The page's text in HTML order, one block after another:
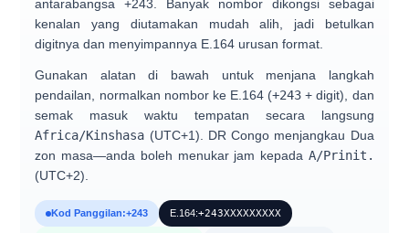
antarabangsa+243 . Banyak nombor dikongsi sebagai
kenalan yang diutamakan mudah alih, jadi betulkan
digitnya dan menyimpannya E.164 urusan format.
Gunakan alatan di bawah untuk menjana langkah
pendailan, normalkan nombor ke E.164 (+243 + digit), dan
semak masuk waktu tempatan secara langsung
Africa/Kinshasa (UTC+1). DR Congo menjangkau Dua
zon masa—anda boleh menukar jam kepada A/Prinit.
(UTC+2).
Kod Panggilan:+243 E.164:+243XXXXXXXXX